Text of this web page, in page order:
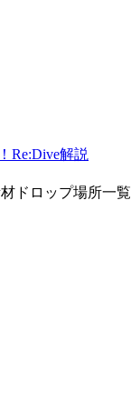
Re:Dive解説
ドロップ場所一覧